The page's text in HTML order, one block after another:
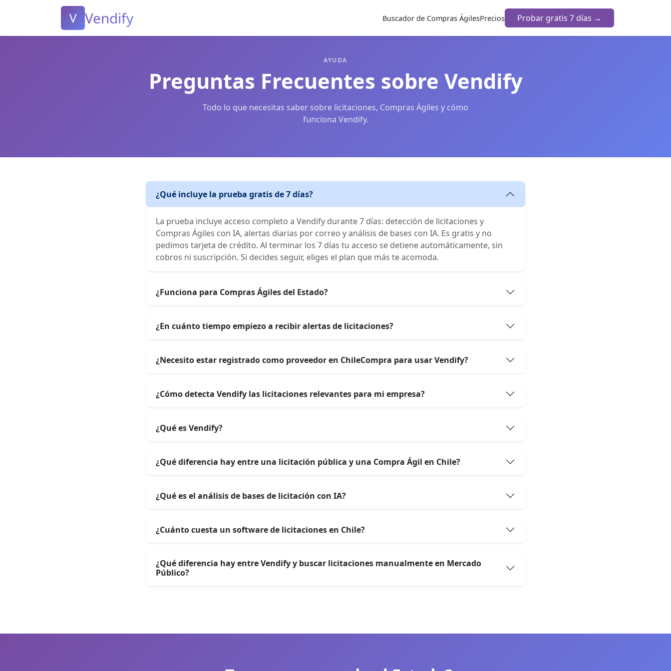
V Vendify Buscador de Compras ÁgilesPrecios Probar gratis 7 días →
AYUDA
Preguntas Frecuentes sobre Vendify
Todo lo que necesitas saber sobre licitaciones, Compras Ágiles y cómo
funciona Vendify.
¿Qué incluye la prueba gratis de 7 días?
La prueba incluye acceso completo a Vendify durante 7 días: detección de licitaciones y
Compras Ágiles con IA, alertas diarias por correo y análisis de bases con IA. Es gratis y no
pedimos tarjeta de crédito. Al terminar los 7 días tu acceso se detiene automáticamente, sin
cobros ni suscripción. Si decides seguir, eliges el plan que más te acomoda.
¿Funciona para Compras Ágiles del Estado?
¿En cuánto tiempo empiezo a recibir alertas de licitaciones?
¿Necesito estar registrado como proveedor en ChileCompra para usar Vendify?
¿Cómo detecta Vendify las licitaciones relevantes para mi empresa?
¿Qué es Vendify?
¿Qué diferencia hay entre una licitación pública y una Compra Ágil en Chile?
¿Qué es el análisis de bases de licitación con IA?
¿Cuánto cuesta un software de licitaciones en Chile?
¿Qué diferencia hay entre Vendify y buscar licitaciones manualmente en Mercado
Público?